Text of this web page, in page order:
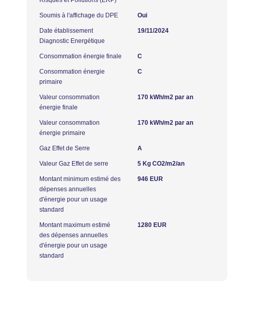
Soumis à l'affichage du DPE Oui
Date établissement
Diagnostic Energétique
19/11/2024
Consommation énergie finale C
Consommation énergie
primaire
C
Valeur consommation
énergie finale
170 kWh/m2 par an
Valeur consommation
énergie primaire
170 kWh/m2 par an
Gaz Effet de Serre A
Valeur Gaz Effet de serre 5 Kg CO2/m2/an
Montant minimum estimé des
dépenses annuelles
d'énergie pour un usage
standard
946 EUR
Montant maximum estimé
des dépenses annuelles
d'énergie pour un usage
standard
1280 EUR